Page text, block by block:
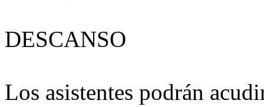
DESCANSO
Los asistentes podrán